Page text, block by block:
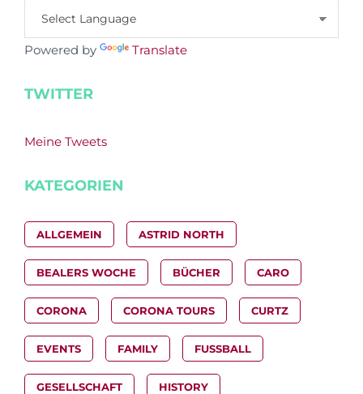
Powered by Translate
TWITTER
Meine Tweets
KATEGORIEN
ALLGEMEIN ASTRID NORTH
BEALERS WOCHE BÜCHER CARO
CORONA CORONA TOURS CURTZ
EVENTS FAMILY FUSSBALL
GESELLSCHAFT HISTORY